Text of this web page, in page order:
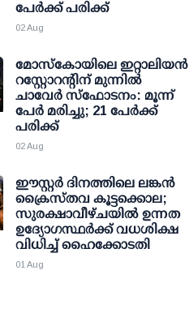
പേര്‍ക്ക് പരിക്ക്
02 Aug
മോസ്‌കോയിലെ ഇറ്റാലിയന്‍
റസ്റ്റോറന്റിന് മുന്നില്‍
ചാവേര്‍ സ്‌ഫോടനം: മൂന്ന്
പേര്‍ മരിച്ചു; 21 പേര്‍ക്ക്
പരിക്ക്
02 Aug
ഈസ്റ്റർ ദിനത്തിലെ ലങ്കൻ
ക്രൈസ്തവ കൂട്ടക്കൊല;
സുരക്ഷാവീഴ്ചയിൽ ഉന്നത
ഉദ്യോഗസ്ഥർക്ക് വധശിക്ഷ
വിധിച്ച് ഹൈക്കോടതി
01 Aug